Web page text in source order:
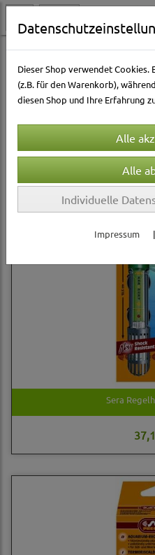
Aquarienwelt Aquarienheizer
Sera
Dieser Shop verwendet Cookies.
(z.B. für den Warenkorb),
diesen Shop und Ihre Erfahrung
Individuelle
Impressum |